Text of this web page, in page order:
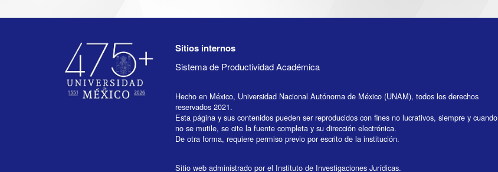
Sitios internos
Sistema de Productividad Académica
Hecho en México, Universidad Nacional Autónoma de México (UNAM), todos los derechos
reservados 2021.
Esta página y sus contenidos pueden ser reproducidos con fines no lucrativos, siempre y cuando
no se mutile, se cite la fuente completa y su dirección electrónica.
De otra forma, requiere permiso previo por escrito de la institución.
Sitio web administrado por el Instituto de Investigaciones Jurídicas.